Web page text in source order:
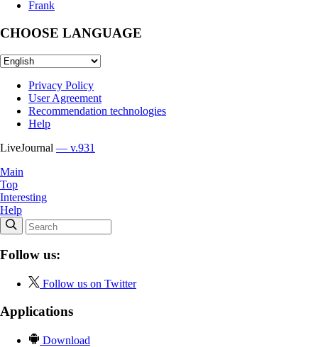
Frank
CHOOSE LANGUAGE
Privacy Policy
User Agreement
Recommendation technologies
Help
LiveJournal — v.931
Main
Top
Interesting
Help
Follow us:
Follow us on Twitter
Applications
Download